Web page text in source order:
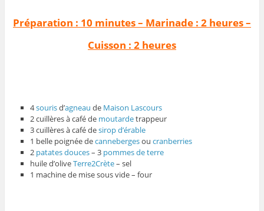
Préparation : 10 minutes – Marinade : 2 heures –
Cuisson : 2 heures
4sourisd’agneau de Maison Lascours
2 cuillères à café de moutardetrappeur
3 cuillères à café desirop d’érable
1 belle poignée decannebergesoucranberries
2 patates douces– 3 pommes de terre
huile d’oliveTerre2Crète– sel
1 machine de mise sous vide – four